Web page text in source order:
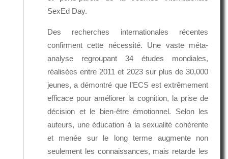
SexEd Day.
Des recherches internationales récentes
confirment cette nécessité. Une vaste méta-
analyse regroupant 34 études mondiales,
réalisées entre 2011 et 2023 sur plus de 30,000
jeunes, a démontré que l’ECS est extrêmement
efficace pour améliorer la cognition, la prise de
décision et le bien-être émotionnel. Selon les
auteurs, une éducation à la sexualité cohérente
et menée sur le long terme augmente non
seulement les connaissances, mais retarde les